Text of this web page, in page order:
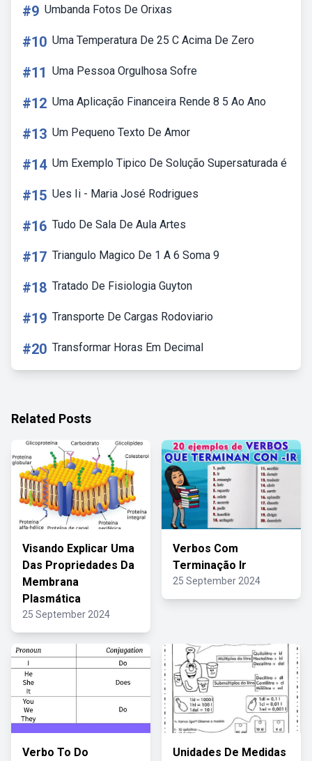
#9 Umbanda Fotos De Orixas
#10 Uma Temperatura De 25 C Acima De Zero
#11 Uma Pessoa Orgulhosa Sofre
#12 Uma Aplicação Financeira Rende 8 5 Ao Ano
#13 Um Pequeno Texto De Amor
#14 Um Exemplo Tipico De Solução Supersaturada é
#15 Ues Ii - Maria José Rodrigues
#16 Tudo De Sala De Aula Artes
#17 Triangulo Magico De 1 A 6 Soma 9
#18 Tratado De Fisiologia Guyton
#19 Transporte De Cargas Rodoviario
#20 Transformar Horas Em Decimal
Related Posts
Visando Explicar Uma
Das Propriedades Da
Membrana
Plasmática
25 September 2024
Verbos Com
Terminação Ir
25 September 2024
Verbo To Do Unidades De Medidas